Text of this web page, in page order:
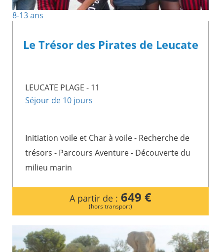
8-13 ans
Le Trésor des Pirates de Leucate
LEUCATE PLAGE - 11
Séjour de 10 jours
Initiation voile et Char à voile - Recherche de
trésors - Parcours Aventure - Découverte du
milieu marin
A partir de : 649 €
(hors transport)